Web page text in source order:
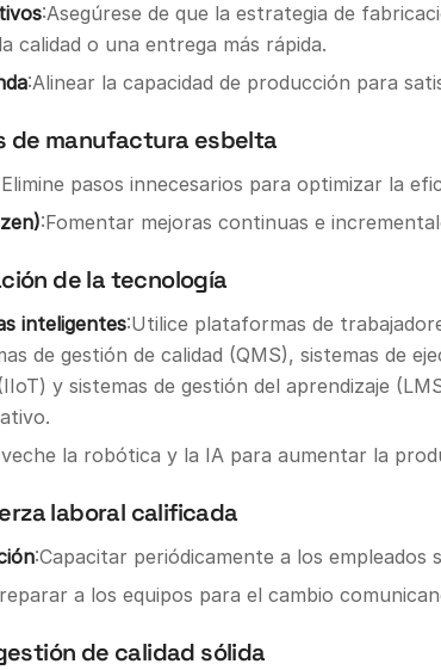
:Asegúrese de que la estrategia de
calidad o una entrega más rápida.
:Alinear la capacidad de producción para
de manufactura esbelta
pasos innecesarios para optimizar la
:Fomentar mejoras continuas e
de la tecnología
inteligentes:Utilice plataformas de
de gestión de calidad (QMS), sistemas de
y sistemas de gestión del aprendizaje
la robótica y la IA para aumentar la
laboral calificada
:Capacitar periódicamente a los
a los equipos para el cambio
de calidad sólida